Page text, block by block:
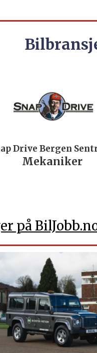
Drive Bergen
Mekaniker
på